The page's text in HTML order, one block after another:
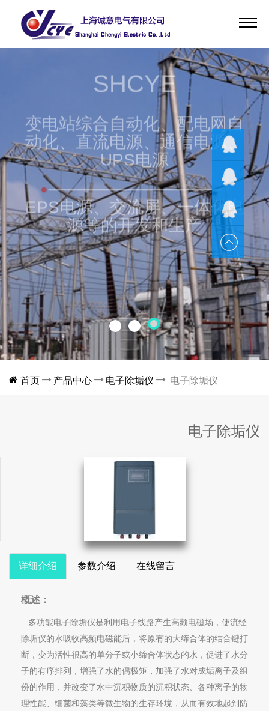
首页
关于我们
新闻中心
产品中心
客服中心
人力资源
联系我们
Language
QQ客服
QQ客服
QQ客服
SHCYE
变电站综合自动化、配电网自
动化、直流电源、通信电源、
UPS电源
EPS电源、交流屏、一体化电
源等的开发和生产
首页 产品中心 电子除垢仪 电子除垢仪
电子除垢仪
详细介绍 参数介绍 在线留言
概述：
多功能电子除垢仪是利用电子线路产生高频电磁场，使流经
除垢仪的水吸收高频电磁能后，将原有的大缔合体的结合键打
断，变为活性很高的单分子或小缔合体状态的水，促进了水分
子的有序排列，增强了水的偶极矩，加强了水对成垢离子及组
份的作用，并改变了水中沉积物质的沉积状态、各种离子的物
理性能、细菌和藻类等微生物的生存环境，从而有效地起到防